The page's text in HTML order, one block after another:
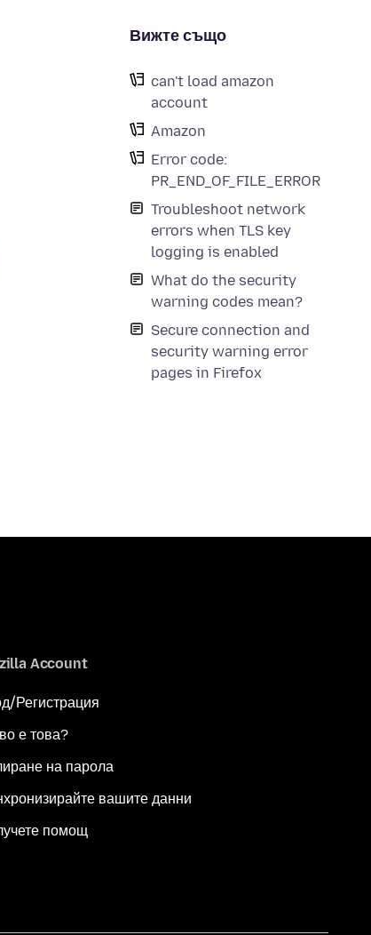
Вижте също
can't load amazon
account
Amazon
Error code:
PR_END_OF_FILE_ERROR
Troubleshoot network
errors when TLS key
logging is enabled
What do the security
warning codes mean?
Secure connection and
security warning error
pages in Firefox
not be verified.
Account
Регистрация
е това?
на парола
вашите данни
помощ